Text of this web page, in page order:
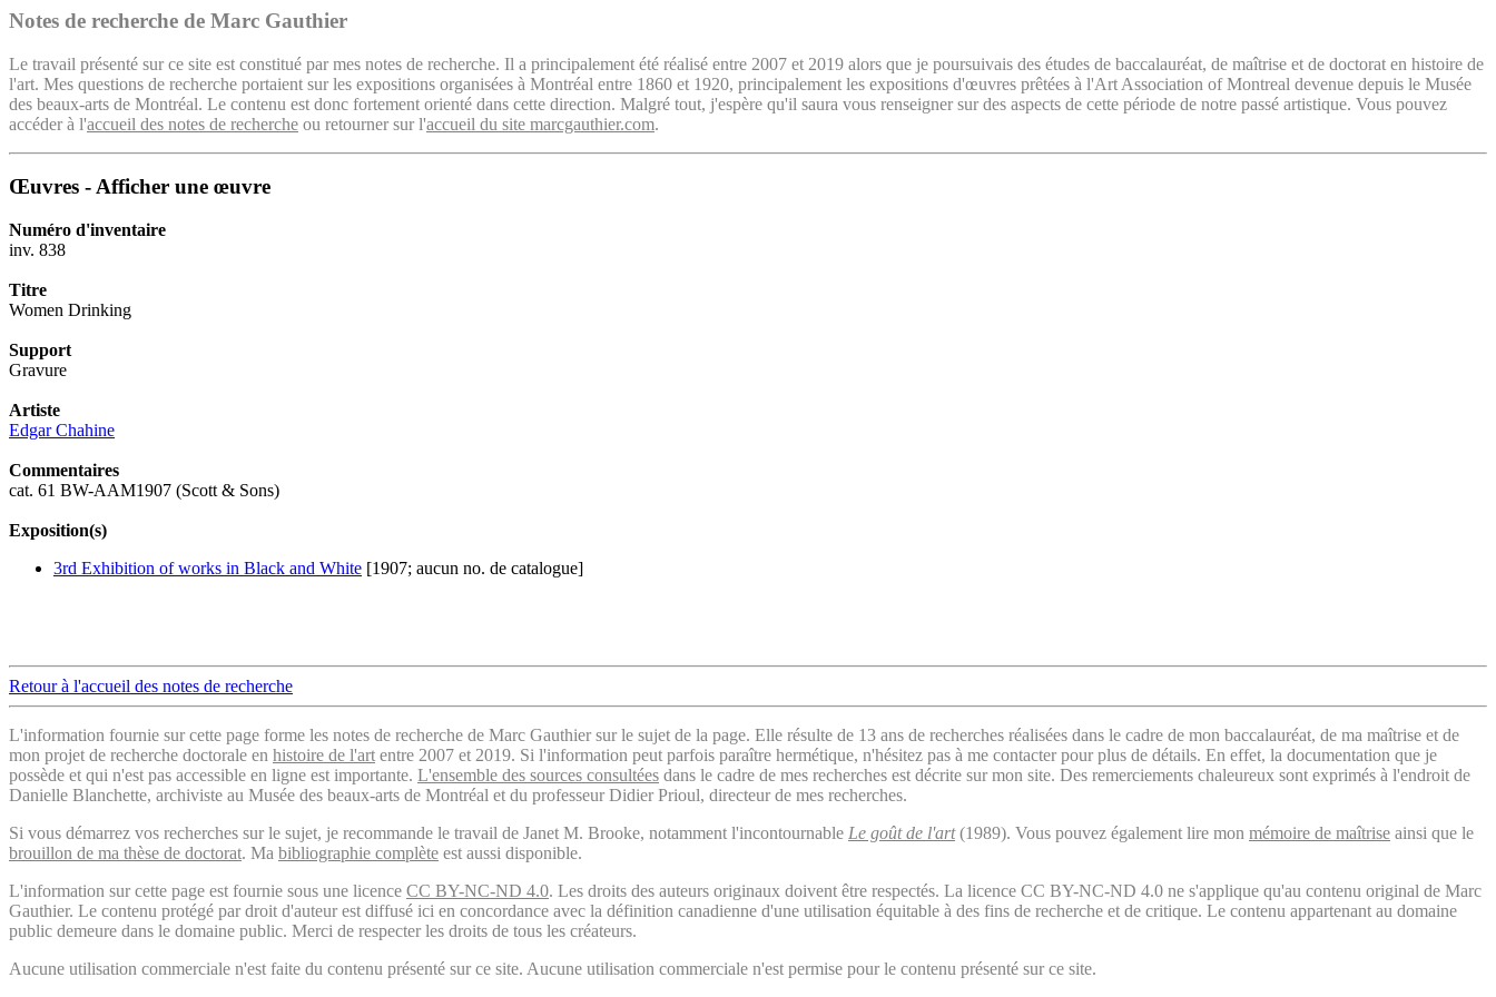
Notes de recherche de Marc Gauthier
Le travail présenté sur ce site est constitué par mes notes de recherche. Il a principalement été réalisé entre 2007 et 2019 alors que je poursuivais des études de baccalauréat, de maîtrise et de doctorat en histoire de
l'art. Mes questions de recherche portaient sur les expositions organisées à Montréal entre 1860 et 1920, principalement les expositions d'œuvres prêtées à l'Art Association of Montreal devenue depuis le Musée
des beaux-arts de Montréal. Le contenu est donc fortement orienté dans cette direction. Malgré tout, j'espère qu'il saura vous renseigner sur des aspects de cette période de notre passé artistique. Vous pouvez
accéder à l'accueil des notes de recherche ou retourner sur l'accueil du site marcgauthier.com.
Œuvres - Afficher une œuvre
Numéro d'inventaire
inv. 838
Titre
Women Drinking
Support
Gravure
Artiste
Edgar Chahine
Commentaires
cat. 61 BW-AAM1907 (Scott & Sons)
Exposition(s)
3rd Exhibition of works in Black and White [1907; aucun no. de catalogue]
Retour à l'accueil des notes de recherche
L'information fournie sur cette page forme les notes de recherche de Marc Gauthier sur le sujet de la page. Elle résulte de 13 ans de recherches réalisées dans le cadre de mon baccalauréat, de ma maîtrise et de
mon projet de recherche doctorale en histoire de l'art entre 2007 et 2019. Si l'information peut parfois paraître hermétique, n'hésitez pas à me contacter pour plus de détails. En effet, la documentation que je
possède et qui n'est pas accessible en ligne est importante. L'ensemble des sources consultées dans le cadre de mes recherches est décrite sur mon site. Des remerciements chaleureux sont exprimés à l'endroit de
Danielle Blanchette, archiviste au Musée des beaux-arts de Montréal et du professeur Didier Prioul, directeur de mes recherches.
Si vous démarrez vos recherches sur le sujet, je recommande le travail de Janet M. Brooke, notamment l'incontournable Le goût de l'art(1989). Vous pouvez également lire mon mémoire de maîtrise ainsi que le
brouillon de ma thèse de doctorat. Ma bibliographie complète est aussi disponible.
L'information sur cette page est fournie sous une licence CC BY-NC-ND 4.0. Les droits des auteurs originaux doivent être respectés. La licence CC BY-NC-ND 4.0 ne s'applique qu'au contenu original de Marc
Gauthier. Le contenu protégé par droit d'auteur est diffusé ici en concordance avec la définition canadienne d'une utilisation équitable à des fins de recherche et de critique. Le contenu appartenant au domaine
public demeure dans le domaine public. Merci de respecter les droits de tous les créateurs.
Aucune utilisation commerciale n'est faite du contenu présenté sur ce site. Aucune utilisation commerciale n'est permise pour le contenu présenté sur ce site.